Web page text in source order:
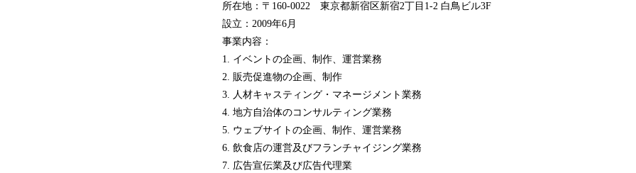
所在地：〒160-0022 東京都新宿区新宿2丁目1-2 白鳥ビル3F
設立：2009年6月
事業内容：
1. イベントの企画、制作、運営業務
2. 販売促進物の企画、制作
3. 人材キャスティング・マネージメント業務
4. 地方自治体のコンサルティング業務
5. ウェブサイトの企画、制作、運営業務
6. 飲食店の運営及びフランチャイジング業務
7. 広告宣伝業及び広告代理業